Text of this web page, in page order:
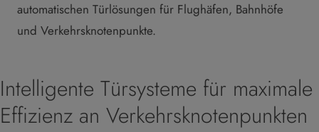
automatischen Türlösungen für Flughäfen, Bahnhöfe
und Verkehrsknotenpunkte.
Intelligente Türsysteme für maximale
Effizienz an Verkehrsknotenpunkten